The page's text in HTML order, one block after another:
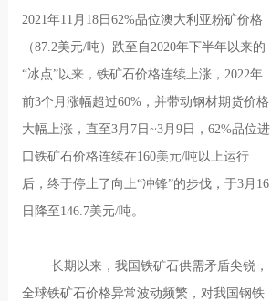
2021年11月18日62%品位澳大利亚粉矿价格
（87.2美元/吨）跌至自2020年下半年以来的
“冰点”以来，铁矿石价格连续上涨，2022年
前3个月涨幅超过60%，并带动钢材期货价格
大幅上涨，直至3月7日~3月9日，62%品位进
口铁矿石价格连续在160美元/吨以上运行
后，终于停止了向上“冲锋”的步伐，于3月16
日降至146.7美元/吨。
长期以来，我国铁矿石供需矛盾尖锐，
全球铁矿石价格异常波动频繁，对我国钢铁